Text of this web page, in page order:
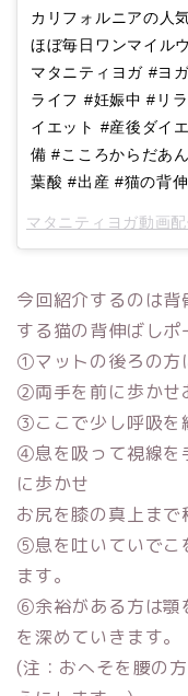
カリフォルニアの人
ほぼ毎日ワンマイル
マタニティヨガ #ヨ
ライフ #妊娠中 #リ
イエット #産後ダイ
備 #こころからだあ
葉酸 #出産 #猫の背
マタニティヨガ動画
今回紹介するのは
する猫の背伸ばし
①マットの後ろの方
②両手を前に歩かせ
③ここで少し呼吸を
④息を吸って視線を
に歩かせ
お尻を膝の真上まで
⑤息を吐いていでこ
ます。
⑥余裕がある方は顎
を深めていきます。
(注：おへそを腰の